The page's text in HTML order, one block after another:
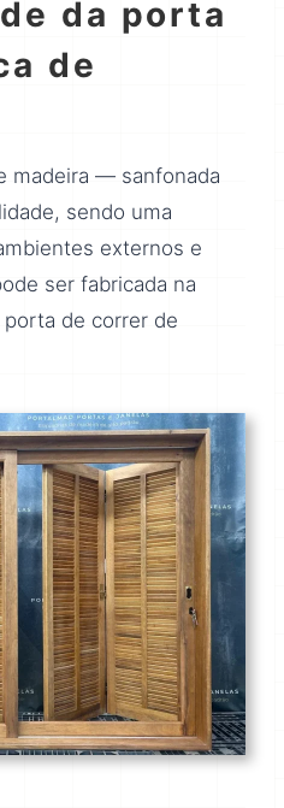
da porta
de
madeira — sanfonada
sendo uma
externos e
ser fabricada na
de correr de